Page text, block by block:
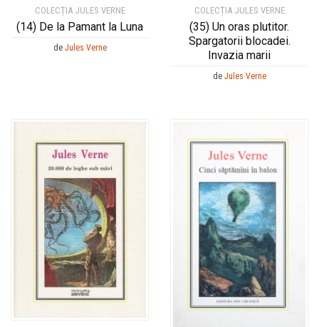
COLECȚIA JULES VERNE
(14) De la Pamant la Luna
de Jules Verne
COLECȚIA JULES VERNE
(35) Un oras plutitor.
Spargatorii blocadei.
Invazia marii
de Jules Verne